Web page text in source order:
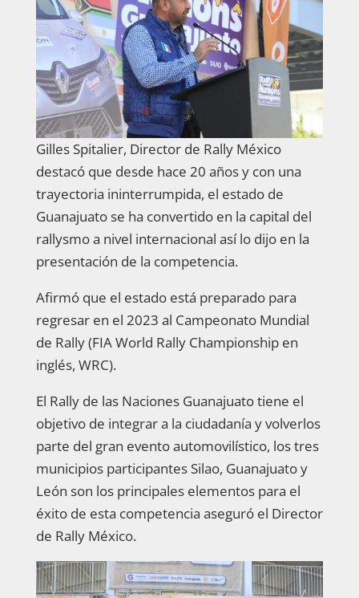
Gilles Spitalier, Director de Rally México
destacó que desde hace 20 años y con una
trayectoria ininterrumpida, el estado de
Guanajuato se ha convertido en la capital del
rallysmo a nivel internacional así lo dijo en la
presentación de la competencia.
Afirmó que el estado está preparado para
regresar en el 2023 al Campeonato Mundial
de Rally (FIA World Rally Championship en
inglés, WRC).
El Rally de las Naciones Guanajuato tiene el
objetivo de integrar a la ciudadanía y volverlos
parte del gran evento automovilístico, los tres
municipios participantes Silao, Guanajuato y
León son los principales elementos para el
éxito de esta competencia aseguró el Director
de Rally México.